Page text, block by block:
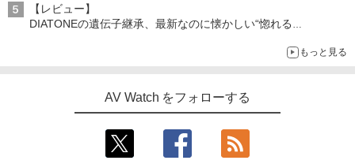
【レビュー】
DIATONEの遺伝子継承、最新なのに懐かしい“惚れる
もっと見る
AV Watch をフォローする